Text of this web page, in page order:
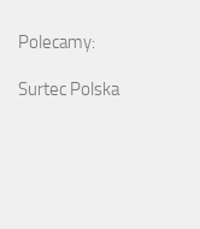
Polecamy:
Surtec Polska